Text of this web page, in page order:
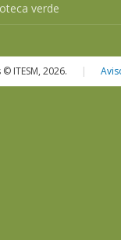
verde
ITESM, 2026. |